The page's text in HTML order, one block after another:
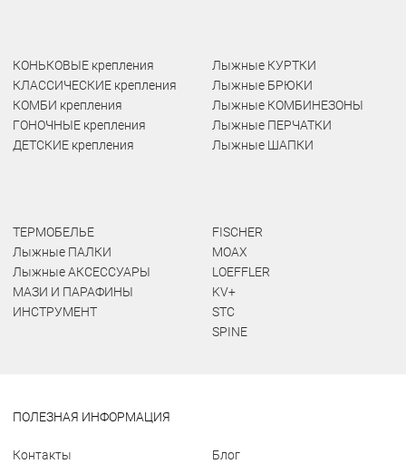
КОНЬКОВЫЕ крепления
КЛАССИЧЕСКИЕ крепления
КОМБИ крепления
ГОНОЧНЫЕ крепления
ДЕТСКИЕ крепления
Лыжные КУРТКИ
Лыжные БРЮКИ
Лыжные КОМБИНЕЗОНЫ
Лыжные ПЕРЧАТКИ
Лыжные ШАПКИ
ТЕРМОБЕЛЬЕ
Лыжные ПАЛКИ
Лыжные АКСЕССУАРЫ
МАЗИ И ПАРАФИНЫ
ИНСТРУМЕНТ
FISCHER
MOAX
LOEFFLER
KV+
STC
SPINE
ПОЛЕЗНАЯ ИНФОРМАЦИЯ
Контакты
Блог